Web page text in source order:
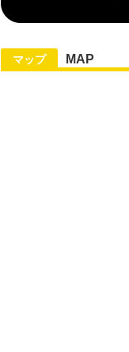
マップ MAP